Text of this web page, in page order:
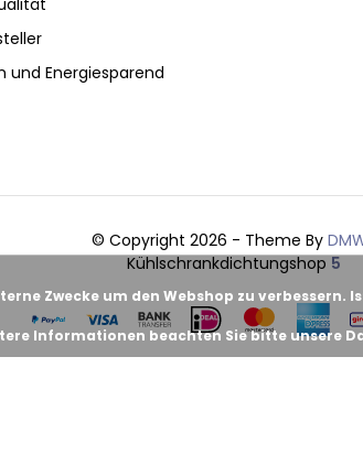
und Energiesparend
© Copyright 2026 - Theme By
Kühlschrankdichtungshop 5
Zwecke um den Webshop zu verbessern.
Informationen beachten Sie bitte unsere